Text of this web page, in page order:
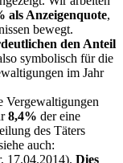
als Anzeigenquote,
bewegt.
den Anteil
symbolisch für die
im Jahr
Vergewaltigungen
8,4% der eine
des Täters
auch:
17.04.2014). Dies